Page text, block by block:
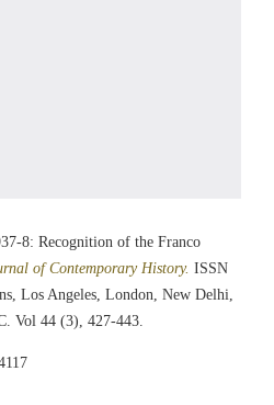
8: Recognition of the Franco
of Contemporary History. ISSN
Los Angeles, London, New Delhi,
Vol 44 (3), 427-443.